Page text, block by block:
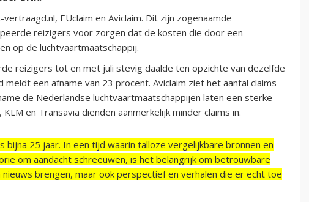
EUclaim en Aviclaim. Dit zijn zogenaamde
reizigers voor zorgen dat de kosten die door een
op de luchtvaartmaatschappij.
reizigers tot en met juli stevig daalde ten opzichte van dezelfde
een afname van 23 procent. Aviclaim ziet het aantal claims
de Nederlandse luchtvaartmaatschappijen laten een sterke
en Transavia dienden aanmerkelijk minder claims in.
bijna 25 jaar. In een tijd waarin talloze vergelijkbare bronnen en
om aandacht schreeuwen, is het belangrijk om betrouwbare
brengen, maar ook perspectief en verhalen die er echt toe